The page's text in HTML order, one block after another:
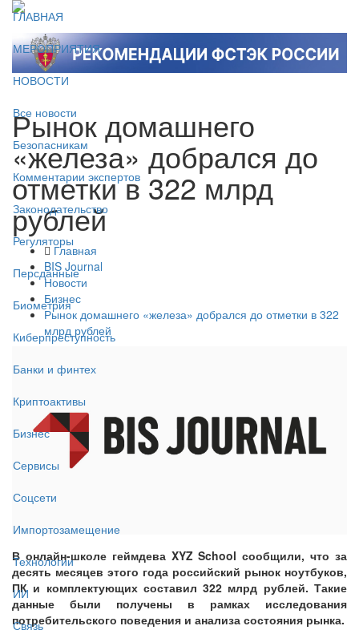
ГЛАВНАЯ
МЕРОПРИЯТИЯ
НОВОСТИ
Все новости
Безопасникам
Комментарии экспертов
Законодательство
Регуляторы
Персданные
Биометрия
Киберпреступность
Банки и финтех
Криптоактивы
Бизнес
Сервисы
Соцсети
Импортозамещение
Технологии
ИИ
Связь
Рынок домашнего
«железа» добрался до
отметки в 322 млрд
рублей
Главная
BIS Journal
Новости
Бизнес
Рынок домашнего «железа» добрался до отметки в 322
млрд рублей
В онлайн-школе геймдева XYZ School сообщили, что за
десять месяцев этого года российский рынок ноутбуков,
ПК и комплектующих составил 322 млрд рублей. Такие
данные были получены в рамках исследования
потребительского поведения и анализа состояния рынка.